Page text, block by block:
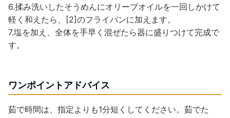
6.揉み洗いしたそうめんにオリーブオイルを一回しかけて
軽く和えたら、[2]のフライパンに加えます。
7.塩を加え、全体を手早く混ぜたら器に盛りつけて完成で
す。
ワンポイントアドバイス
茹で時間は、指定よりも1分短くしてください。茹でた